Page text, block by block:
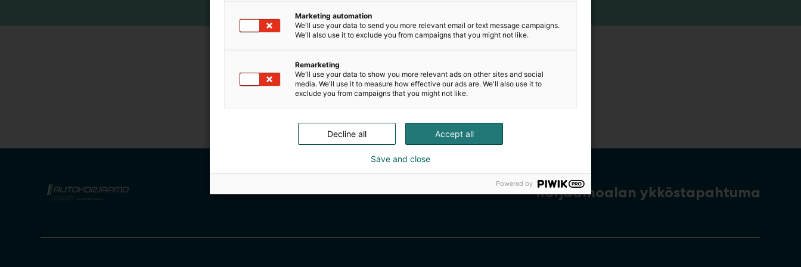
Korjaamoalan ykköstapahtuma
Marketing automation
We'll use your data to send you more relevant email or text message campaigns.
We'll also use it to exclude you from campaigns that you might not like.
Remarketing
We'll use your data to show you more relevant ads on other sites and social
media. We'll use it to measure how effective our ads are. We'll also use it to
exclude you from campaigns that you might not like.
Accept all
Decline all
Save and close
Powered by